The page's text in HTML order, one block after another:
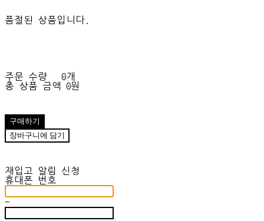
품절된 상품입니다.
주문 수량
0개
총 상품 금액
0원
구매하기
장바구니에 담기
재입고 알림 신청
휴대폰 번호
-